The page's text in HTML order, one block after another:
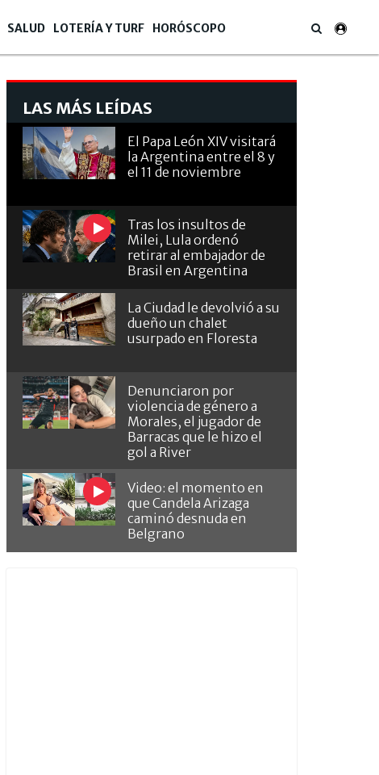
SALUD LOTERÍA Y TURF HORÓSCOPO
LAS MÁS LEÍDAS
El Papa León XIV visitará
la Argentina entre el 8 y
el 11 de noviembre
Tras los insultos de
Milei, Lula ordenó
retirar al embajador de
Brasil en Argentina
La Ciudad le devolvió a su
dueño un chalet
usurpado en Floresta
Denunciaron por
violencia de género a
Morales, el jugador de
Barracas que le hizo el
gol a River
Video: el momento en
que Candela Arizaga
caminó desnuda en
Belgrano